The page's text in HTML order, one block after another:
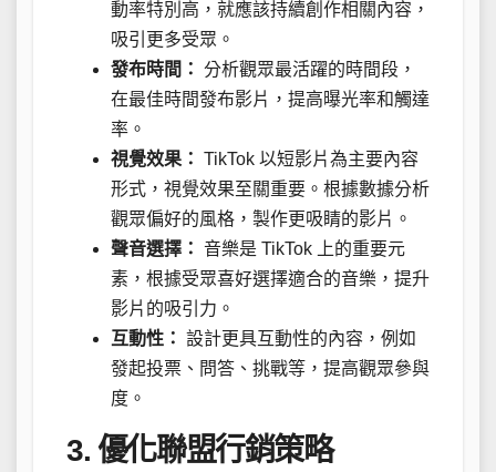
動率特別高，就應該持續創作相關內容，
吸引更多受眾。
發布時間： 分析觀眾最活躍的時間段，
在最佳時間發布影片，提高曝光率和觸達
率。
視覺效果： TikTok 以短影片為主要內容
形式，視覺效果至關重要。根據數據分析
觀眾偏好的風格，製作更吸睛的影片。
聲音選擇： 音樂是 TikTok 上的重要元
素，根據受眾喜好選擇適合的音樂，提升
影片的吸引力。
互動性： 設計更具互動性的內容，例如
發起投票、問答、挑戰等，提高觀眾參與
度。
3. 優化聯盟行銷策略